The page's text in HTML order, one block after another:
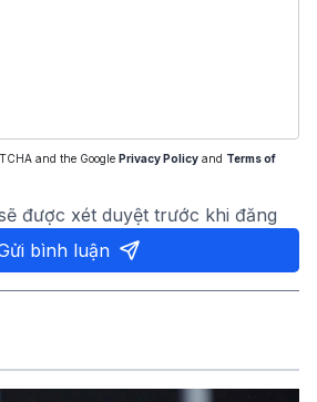
and the Google Privacy Policy and Terms of
được xét duyệt trước khi đăng
bình luận